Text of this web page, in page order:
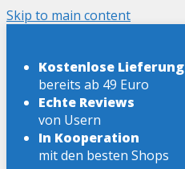
Skip to main content
Kostenlose Lieferung
bereits ab 49 Euro
Echte Reviews
von Usern
In Kooperation
mit den besten Shops